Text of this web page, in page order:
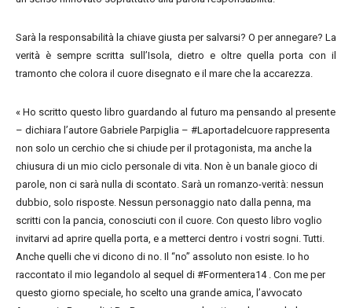
Sarà la responsabilità la chiave giusta per salvarsi? O per annegare? La
verità è sempre scritta sull’Isola, dietro e oltre quella porta con il
tramonto che colora il cuore disegnato e il mare che la accarezza.
« Ho scritto questo libro guardando al futuro ma pensando al presente
– dichiara l’autore Gabriele Parpiglia – #Laportadelcuore rappresenta
non solo un cerchio che si chiude per il protagonista, ma anche la
chiusura di un mio ciclo personale di vita. Non è un banale gioco di
parole, non ci sarà nulla di scontato. Sarà un romanzo-verità: nessun
dubbio, solo risposte. Nessun personaggio nato dalla penna, ma
scritti con la pancia, conosciuti con il cuore. Con questo libro voglio
invitarvi ad aprire quella porta, e a metterci dentro i vostri sogni. Tutti.
Anche quelli che vi dicono di no. Il “no” assoluto non esiste. Io ho
raccontato il mio legandolo al sequel di #Formentera14 . Con me per
questo giorno speciale, ho scelto una grande amica, l’avvocato